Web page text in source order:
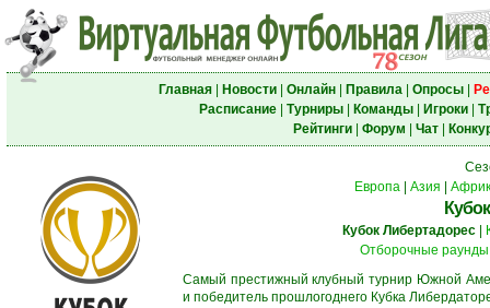
Главная| Новости| Онлайн| Правила| Опросы|
Расписание| Турниры| Команды| Игроки|
Рейтинги| Форум Чат|
Европа| Азия
Кубок Либертадорес
Отборочные раунды
Самый престижный клубный турнир Южной
и победитель прошлогоднего Кубка